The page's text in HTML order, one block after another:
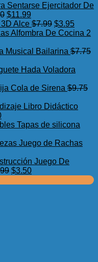
Ejercitador De
El
precio
original
$17.50.
$11.99
precio
actual
$11.99.
Alce $7.99 El
precio
era:
$3.95El
precio
es:
Alfombra De Cocina 2
Musical Bailarina $7.75
Hada Voladora
Cola de Sirena $9.75
Libro Didáctico
El
precio
es:
Tapas de silicona
Juego de Rachas
Juego De
El
$3.50El